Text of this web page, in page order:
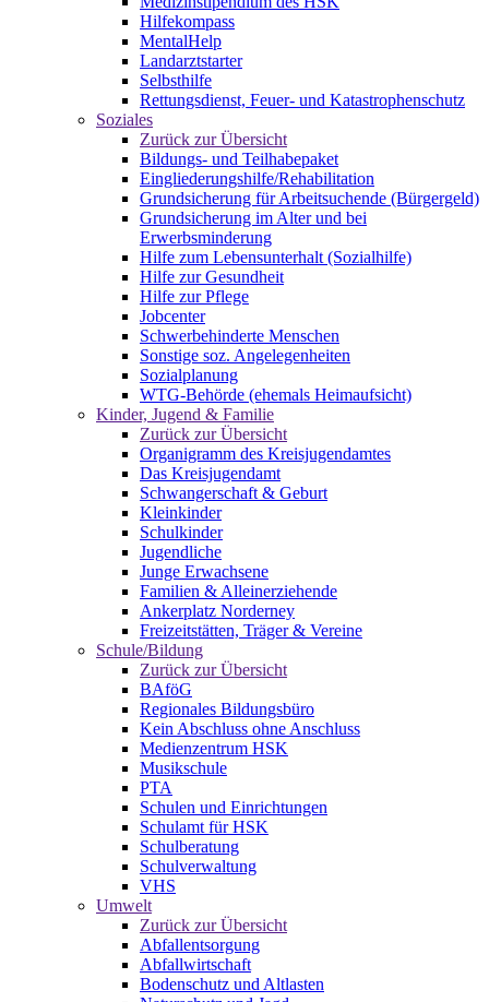
Hilfekompass
MentalHelp
Landarztstarter
Selbsthilfe
Rettungsdienst, Feuer- und Katastrophenschutz
Soziales
Zurück zur Übersicht
Bildungs- und Teilhabepaket
Eingliederungshilfe/Rehabilitation
Grundsicherung für Arbeitsuchende (Bürgergeld)
Grundsicherung im Alter und bei
Erwerbsminderung
Hilfe zum Lebensunterhalt (Sozialhilfe)
Hilfe zur Gesundheit
Hilfe zur Pflege
Jobcenter
Schwerbehinderte Menschen
Sonstige soz. Angelegenheiten
Sozialplanung
WTG-Behörde (ehemals Heimaufsicht)
Kinder, Jugend & Familie
Zurück zur Übersicht
Organigramm des Kreisjugendamtes
Das Kreisjugendamt
Schwangerschaft & Geburt
Kleinkinder
Schulkinder
Jugendliche
Junge Erwachsene
Familien & Alleinerziehende
Ankerplatz Norderney
Freizeitstätten, Träger & Vereine
Schule/Bildung
Zurück zur Übersicht
BAföG
Regionales Bildungsbüro
Kein Abschluss ohne Anschluss
Medienzentrum HSK
Musikschule
PTA
Schulen und Einrichtungen
Schulamt für HSK
Schulberatung
Schulverwaltung
VHS
Umwelt
Zurück zur Übersicht
Abfallentsorgung
Abfallwirtschaft
Bodenschutz und Altlasten